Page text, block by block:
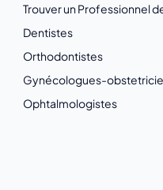
Trouver un Professionnel
Dentistes
Orthodontistes
Gynécologues-
Ophtalmologistes